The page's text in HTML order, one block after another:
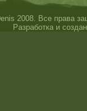
2008. Все права
Разработка и